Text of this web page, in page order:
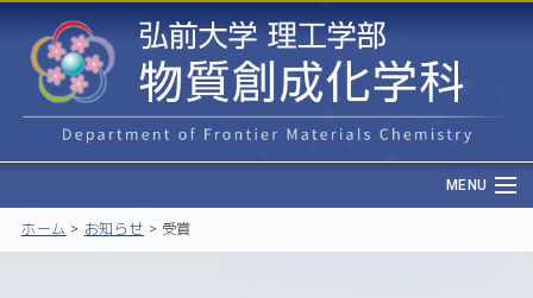
MENU
ホーム > お知らせ > 受賞